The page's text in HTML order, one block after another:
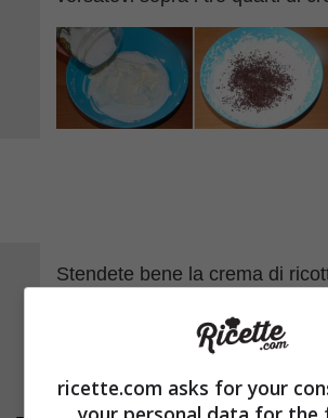
Stendete bene la crema di
biscotti, quindi riponete in
crema avanzata che userete
vostro dolce. Tenete la torta in
un paio d’ore in modo che la
ricette.com asks for your